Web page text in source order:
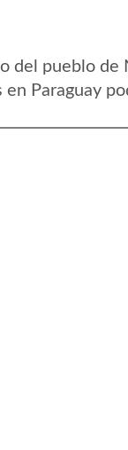
del pueblo de
Paraguay